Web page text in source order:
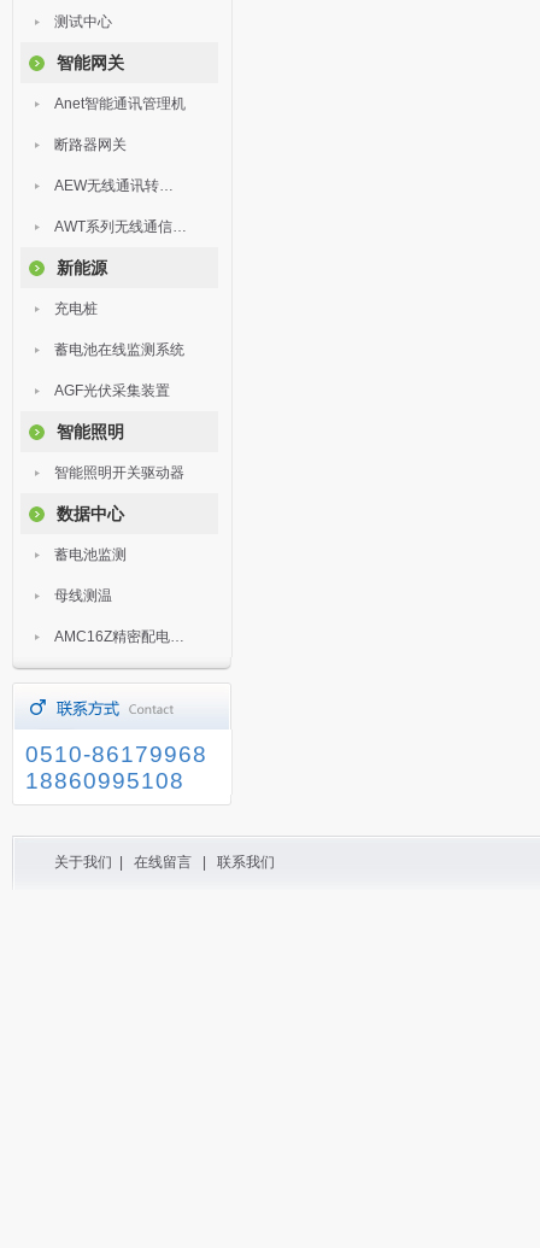
测试中心
智能网关
Anet智能通讯管理机
断路器网关
AEW无线通讯转换器
AWT系列无线通信终端
新能源
充电桩
蓄电池在线监测系统
AGF光伏采集装置
智能照明
智能照明开关驱动器
数据中心
蓄电池监测
母线测温
AMC16Z精密配电监控装置
0510-86179968
18860995108
关于我们 在线留言 联系我们